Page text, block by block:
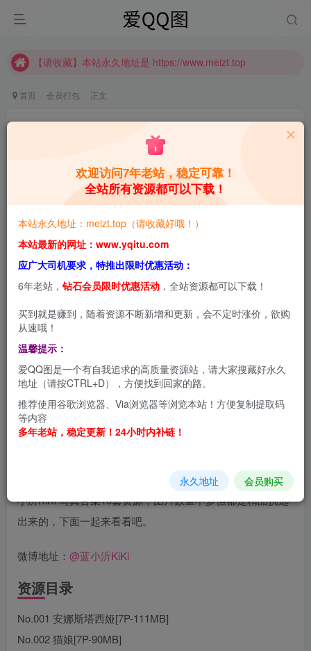
【请收藏】本站永久地址是 https://www.meizt.top
【请收藏】本站永久地址是 https://www.meizt.top
首页 会员打包 正文
青萌酱
1年前更新
关注
0 7.3W+ 8.6W+
本站预览图进行了压缩和水印，原图无压缩，无本站水
印。
2025-5-14，新增2套，共11套
蓝小沂KiKi 蓝色的可爱COSER写真合集[持续更新]
今天为大家带来是的小姐姐@蓝小沂KiKi，微博介绍“一个不
者，大家都知道一般专业Coser小姐姐的图包容易得到手，
毕竟很多小姐姐就靠图包赚money啦，相比非职业Coser的
Coser只是为了好玩，留个纪念了！下面为大家分享是的蓝
小沂KiKi 写真合集10套资源，图片数量不多但都是精品挑选
出来的，下面一起来看看吧。
微博地址： @蓝小沂KiKi
资源目录
No.001 安娜斯塔西娅[7P-111MB]
No.002 猫娘[7P-90MB]
欢迎访问7年老站，稳定可靠！
全站所有资源都可以下载！
本站永久地址：meizt.top（请收藏好哦！）
本站最新的网址：www.yqitu.com
应广大司机要求，特推出限时优惠活动：
6年老站， 钻石会员限时优惠活动 ，全站资源都可以下载！
买到就是赚到，随着资源不断新增和更新，会不定时涨价，欲购
从速哦！
温馨提示：
爱QQ图是一个有自我追求的高质量资源站，请大家搜藏好永久
地址（请按CTRL+D），方便找到回家的路。
推荐使用谷歌浏览器、Via浏览器等浏览本站！方便复制提取码
等内容
多年老站，稳定更新！24小时内补链！
永久地址 会员购买